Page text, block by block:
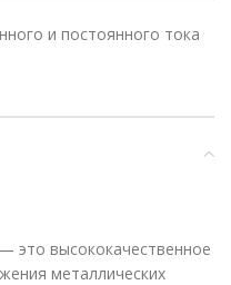
и постоянного тока
— это высококачественное
металлических